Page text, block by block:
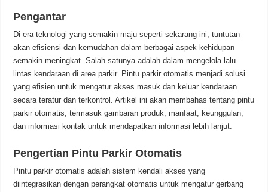
Pengantar
Di era teknologi yang semakin maju seperti sekarang ini, tuntutan
akan efisiensi dan kemudahan dalam berbagai aspek kehidupan
semakin meningkat. Salah satunya adalah dalam mengelola lalu
lintas kendaraan di area parkir. Pintu parkir otomatis menjadi solusi
yang efisien untuk mengatur akses masuk dan keluar kendaraan
secara teratur dan terkontrol. Artikel ini akan membahas tentang pintu
parkir otomatis, termasuk gambaran produk, manfaat, keunggulan,
dan informasi kontak untuk mendapatkan informasi lebih lanjut.
Pengertian Pintu Parkir Otomatis
Pintu parkir otomatis adalah sistem kendali akses yang
diintegrasikan dengan perangkat otomatis untuk mengatur gerbang